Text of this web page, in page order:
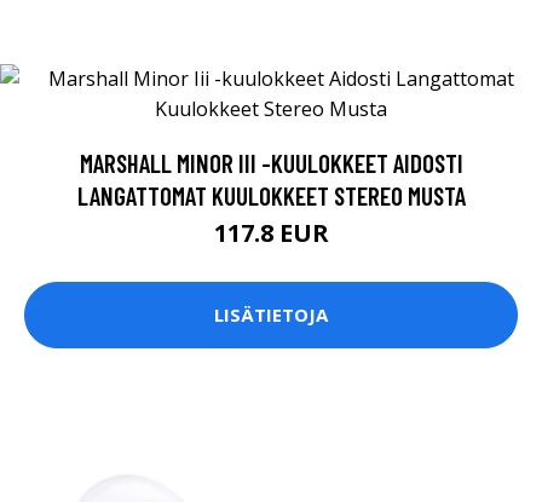
MARSHALL MINOR III -KUULOKKEET AIDOSTI
LANGATTOMAT KUULOKKEET STEREO MUSTA
117.8 EUR
LISÄTIETOJA